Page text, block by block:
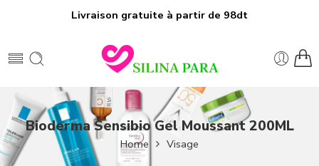
Livraison gratuite à partir de 98dt
Bioderma Sensibio Gel Moussant 200ML
Home Visage